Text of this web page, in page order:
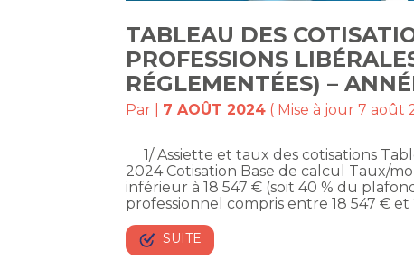
TABLEAU DES
PROFESSIONS
RÉGLEMENTÉES) –
Par 7 AOÛT 2024 ( Mise à jour 7 août
1/ Assiette et taux des cotisations
2024 Cotisation Base de calcul Taux/
inférieur à 18 547 € (soit 40 % du
professionnel compris entre 18 547 € et
SUITE